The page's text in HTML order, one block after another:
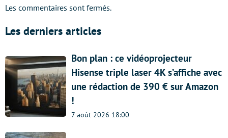
Les commentaires sont fermés.
Les derniers articles
Bon plan : ce vidéoprojecteur
Hisense triple laser 4K s’affiche avec
une rédaction de 390 € sur Amazon
!
7 août 2026 18:00